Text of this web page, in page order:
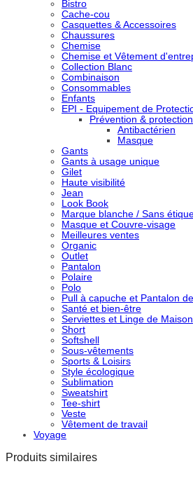
Bistro
Cache-cou
Casquettes & Accessoires
Chaussures
Chemise
Chemise et Vêtement
Collection Blanc
Combinaison
Consommables
Enfants
EPI - Equipement de
Prévention &
Antibactérien
Masque
Gants
Gants à usage unique
Gilet
Haute visibilité
Jean
Look Book
Marque blanche / Sans
Masque et Couvre-visage
Meilleures ventes
Organic
Outlet
Pantalon
Polaire
Polo
Pull à capuche et Pantalon
Santé et bien-être
Serviettes et Linge de Maison
Short
Softshell
Sous-vêtements
Sports & Loisirs
Style écologique
Sublimation
Sweatshirt
Tee-shirt
Veste
Vêtement de travail
Voyage
Produits similaires